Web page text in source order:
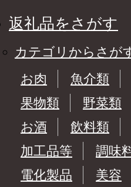
返礼品をさがす
カテゴリからさが
お肉
魚介類
果物類
野菜類
お酒
飲料類
加工品等
調味
電化製品
美容